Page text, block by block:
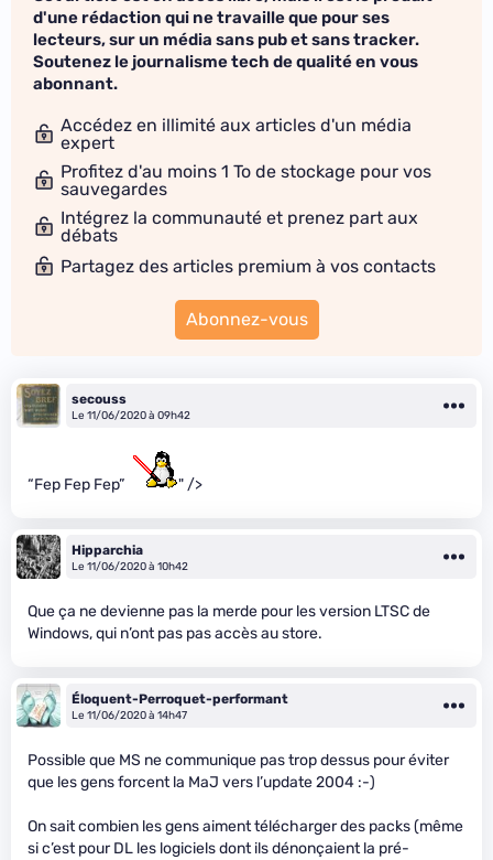
d'une rédaction qui ne travaille que pour ses
lecteurs, sur un média sans pub et sans tracker.
Soutenez le journalisme tech de qualité en vous
abonnant.
Accédez en illimité aux articles d'un média
expert
Profitez d'au moins 1 To de stockage pour vos
sauvegardes
Intégrez la communauté et prenez part aux
débats
Partagez des articles premium à vos contacts
Abonnez-vous
secouss
Le 11/06/2020 à 09h42
“Fep Fep Fep” " />
Hipparchia
Le 11/06/2020 à 10h42
Que ça ne devienne pas la merde pour les version LTSC de
Windows, qui n’ont pas pas accès au store.
Éloquent-Perroquet-performant
Le 11/06/2020 à 14h47
Possible que MS ne communique pas trop dessus pour éviter
que les gens forcent la MaJ vers l’update 2004 :-)
On sait combien les gens aiment télécharger des packs (même
si c’est pour DL les logiciels dont ils dénonçaient la pré-